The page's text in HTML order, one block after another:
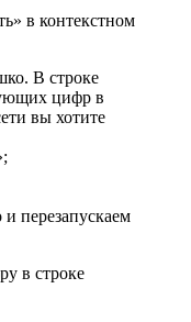
в контекстном
В строке
цифр в
вы хотите
перезапускаем
в строке